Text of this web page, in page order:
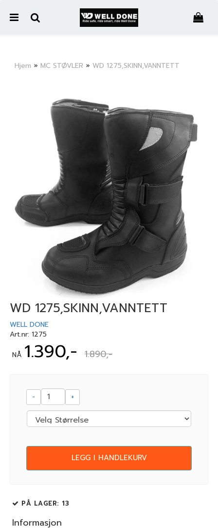
Hjem » MC STØVLER » WD 1275,SKINN,VANNTETT
WD 1275,SKINN,VANNTETT
WELL DONE
Art.nr: 1275
NÅ 1.390,- 1.890,-
- +
LEGG I HANDLEKURV
PÅ LAGER: 13
Informasjon